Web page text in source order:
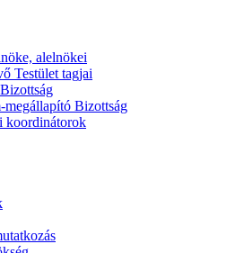
alelnökei
Testület tagjai
megállapító Bizottság
koordinátorok